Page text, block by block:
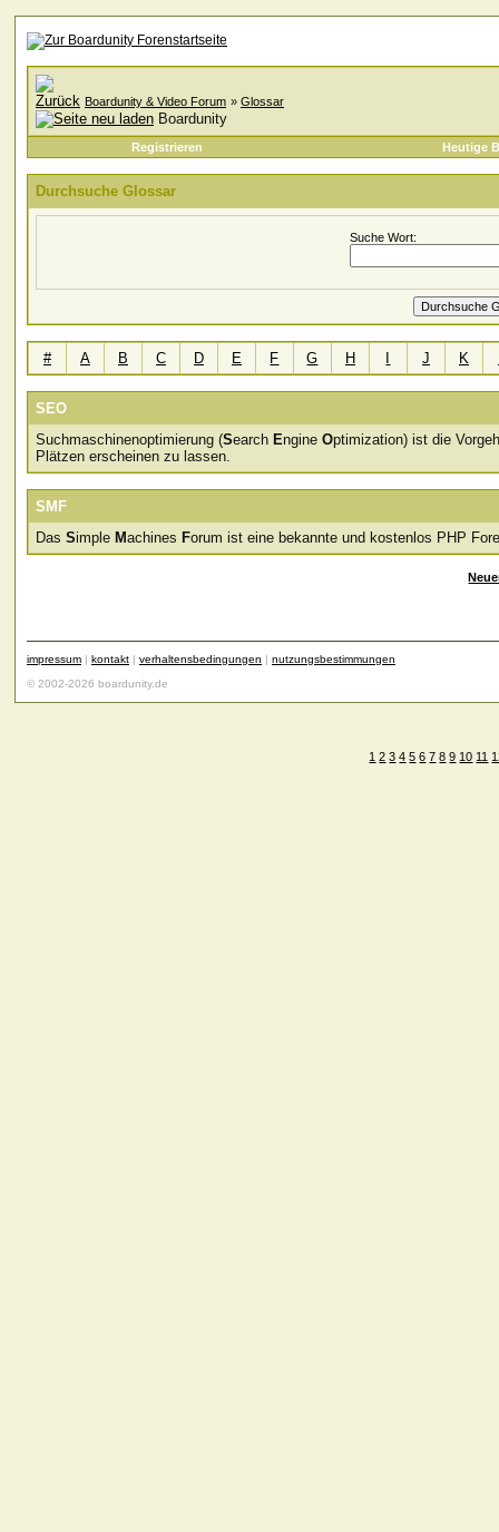
Boardunity & Video Forum » Glossar
Boardunity
Registrieren Heutige
Durchsuche Glossar
Suche Wort:
# A B C D E F G H J K
SEO
Suchmaschinenoptimierung (Search Engine Optimization) ist die
Plätzen erscheinen zu lassen.
SMF
Das Simple Machines Forum ist eine bekannte und kostenlos PHP
impressum | kontakt | verhaltensbedingungen | nutzungsbestimmungen
© 2002-2026 boardunity.de
1 2 3 4 5 6 7 8 9 10 11